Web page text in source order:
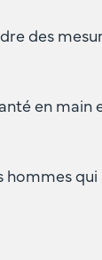
des
en main
hommes